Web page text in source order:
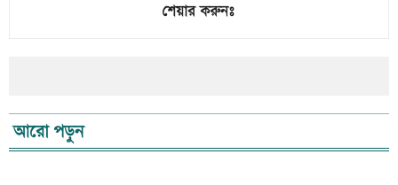
শেয়ার করুনঃ
আরো পড়ুন